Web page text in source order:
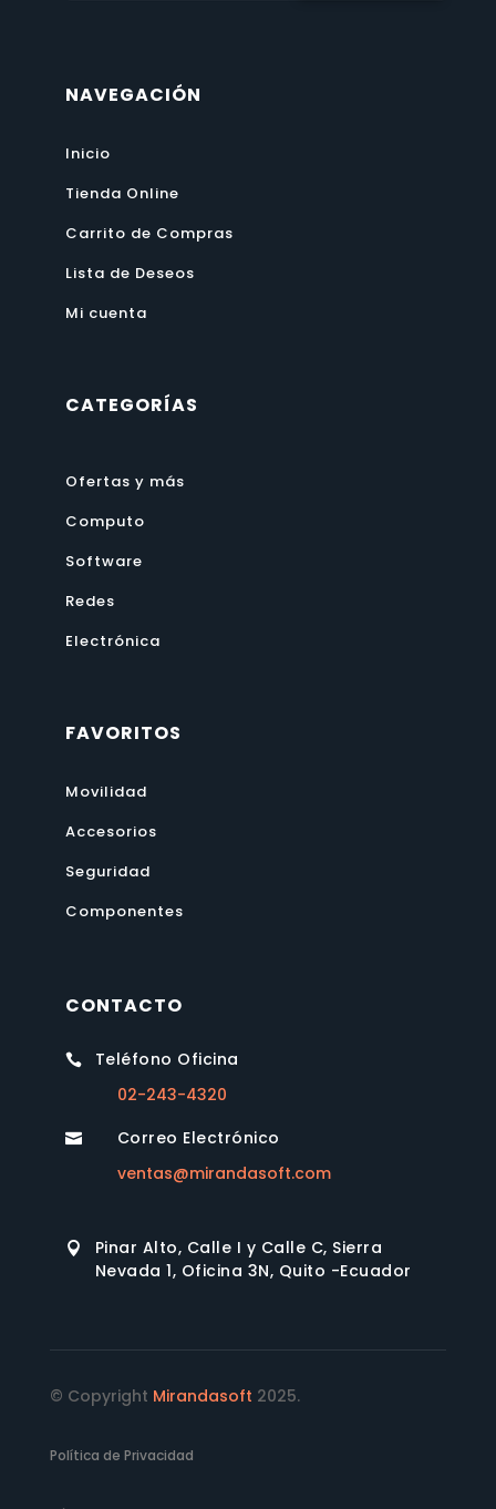
NAVEGACIÓN
Inicio
Tienda Online
Carrito de Compras
Lista de Deseos
Mi cuenta
CATEGORÍAS
Ofertas y más
Computo
Software
Redes
Electrónica
FAVORITOS
Movilidad
Accesorios
Seguridad
Componentes
CONTACTO

Teléfono Oficina
02-243-4320

Correo Electrónico
ventas@mirandasoft.com

Pinar Alto, Calle I y Calle C, Sierra
Nevada 1, Oficina 3N, Quito -Ecuador
© Copyright Mirandasoft 2025.
Política de Privacidad